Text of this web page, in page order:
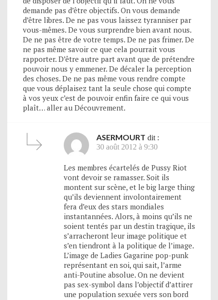
demande pas d’être objectifs. On vous demande
d’être libres. De ne pas vous laissez tyranniser par
vous-mêmes. De vous surprendre bien avant nous.
De ne pas être de votre temps. De ne pas frimer. De
ne pas même savoir ce que cela pourrait vous
rapporter. D’être autre part avant que de prétendre
pouvoir nous y emmener. De décaler la perception
des choses. De ne pas même vous rendre compte
que vous déplaisez tant la seule chose qui compte
à vos yeux c’est de pouvoir enfin faire ce qui vous
plaît… aller au Découvrement.
ASERMOURT dit :
30 août 2012 à 9:30
Les membres écartelés de Pussy Riot
vont devoir se ramasser. Soit ils
montent sur scène, et le big large thing
qu’ils deviennent involontairement
fera d’eux des stars mondiales
instantannées. Alors, à moins qu’ils ne
soient tentés par un destin tragique, ils
s’arracheront leur image politique et
s’en tiendront à la politique de l’image.
L’image de Ladies Gagarine pop-punk
représentant en soi, qui sait, l’arme
anti-Poutine absolue. On ne devient
pas sex-symbol dans l’objectif d’attirer
une population sexuée vers son bord